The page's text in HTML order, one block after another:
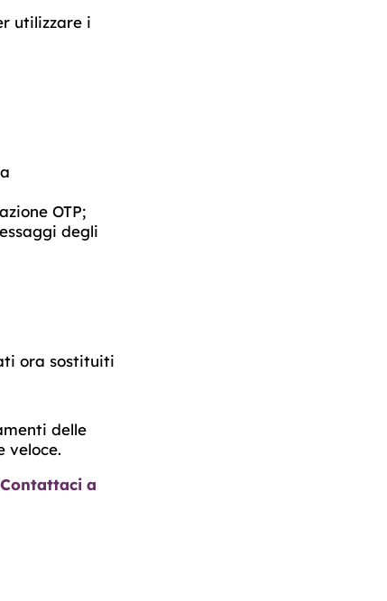
utilizzare i
OTP;
degli
ora sostituiti
delle
veloce.
Contattaci a